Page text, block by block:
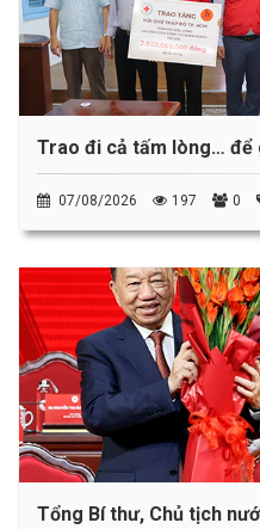
Trao đi cả tấm lòng… để
07/08/2026 197 0
Tổng Bí thư, Chủ tịch